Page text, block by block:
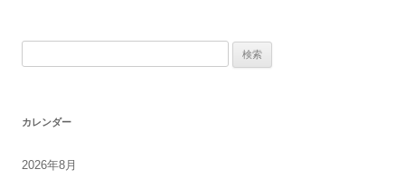
カレンダー
2026年8月